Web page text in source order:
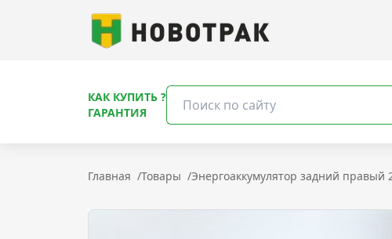
КАК КУПИТЬ ?
ГАРАНТИЯ
Главная /Товары /Энергоаккумулятор задний правый